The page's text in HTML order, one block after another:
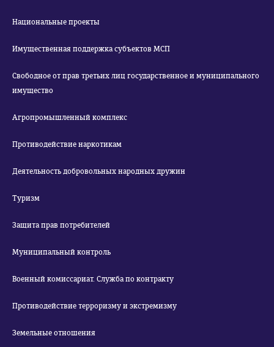
Национальные проекты
Имущественная поддержка субъектов МСП
Свободное от прав третьих лиц государственное и муниципального
имущество
Агропромышленный комплекс
Противодействие наркотикам
Деятельность добровольных народных дружин
Туризм
Защита прав потребителей
Муниципальный контроль
Военный комиссариат. Служба по контракту
Противодействие терроризму и экстремизму
Земельные отношения